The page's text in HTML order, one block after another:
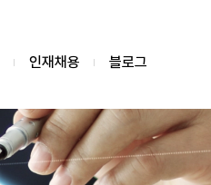
인재채용 블로그